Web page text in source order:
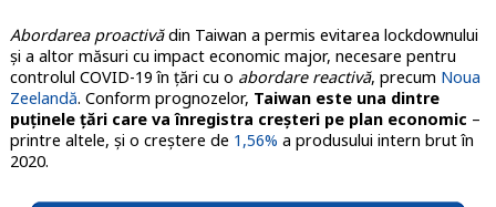
Abordarea proactivădin Taiwan a permis evitarea lockdownului
și a altor măsuri cu impact economic major, necesare pentru
controlul COVID-19 în țări cu o abordare reactivă, precum Noua
Zeelandă. Conform prognozelor, Taiwan este una dintre
puținele țări care va înregistra creșteri pe plan economic –
printre altele, și o creștere de 1,56% a produsului intern brut în
2020.